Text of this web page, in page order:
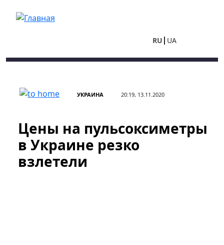
RU UA
УКРАИНА 20:19, 13.11.2020
Цены на пульсоксиметры
в Украине резко
взлетели